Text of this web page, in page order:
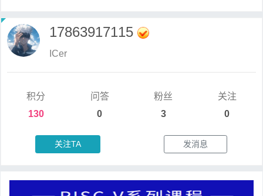
17863917115
ICer
积分
130
问答
0
粉丝
3
关注
0
关注TA 发消息